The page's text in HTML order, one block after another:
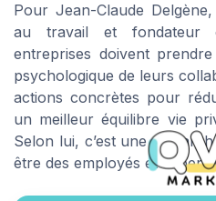
Pour Jean-Claude
au travail et fondateur
entreprises doivent
psychologique de leurs
actions concrètes pour
un meilleur équilibre vie
Selon lui, c’est une
être des employés et la